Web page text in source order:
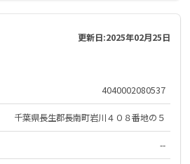
更新日:2025年02月25日
4040002080537
千葉県長生郡長南町岩川４０８番地の５
--